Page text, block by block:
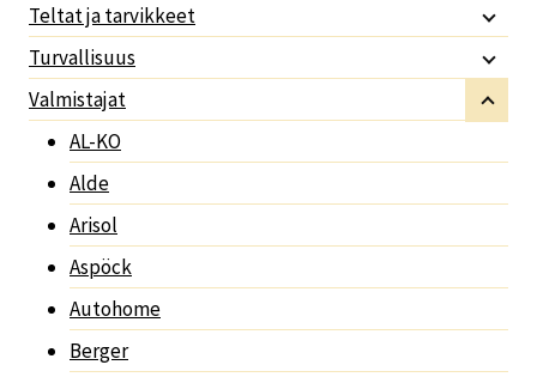
Teltat ja tarvikkeet
Turvallisuus
Valmistajat
AL-KO
Alde
Arisol
Aspöck
Autohome
Berger